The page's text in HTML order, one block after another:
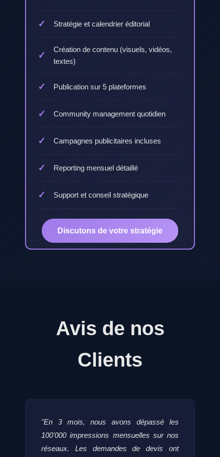
Stratégie et calendrier éditorial
Création de contenu (visuels, vidéos,
textes)
Publication sur 5 plateformes
Community management quotidien
Campagnes publicitaires incluses
Reporting mensuel détaillé
Support et conseil stratégique
Discutons de votre stratégie
Avis de nos
Clients
"En 3 mois, nous avons dépassé les
100'000 impressions mensuelles sur nos
réseaux. Les demandes de devis ont